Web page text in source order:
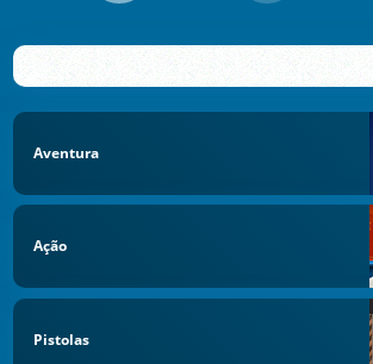
Aventura
Ação
Pistolas